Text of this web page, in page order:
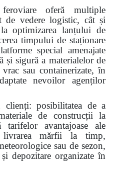
feroviare oferă multiple
de vedere logistic, cât și
optimizarea lanțului de
timpului de staționare
special amenajate
și sigură a materialelor de
sau containerizate, în
nevoilor agenților
clienți: posibilitatea de a
de construcții la
tarifelor avantajoase ale
livrarea mărfii la timp,
sau de sezon,
depozitare organizate în